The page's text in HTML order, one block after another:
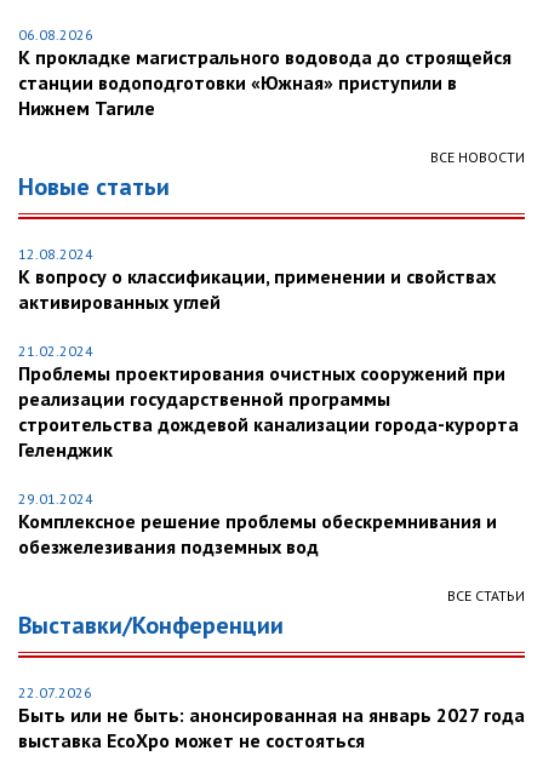
06.08.2026
К прокладке магистрального водовода до строящейся
станции водоподготовки «Южная» приступили в
Нижнем Тагиле
ВСЕ НОВОСТИ
Новые статьи
12.08.2024
К вопросу о классификации, применении и свойствах
активированных углей
21.02.2024
Проблемы проектирования очистных сооружений при
реализации государственной программы
строительства дождевой канализации города-курорта
Геленджик
29.01.2024
Комплексное решение проблемы обескремнивания и
обезжелезивания подземных вод
ВСЕ СТАТЬИ
Выставки/Конференции
22.07.2026
Быть или не быть: анонсированная на январь 2027 года
выставка EcoXpo может не состояться